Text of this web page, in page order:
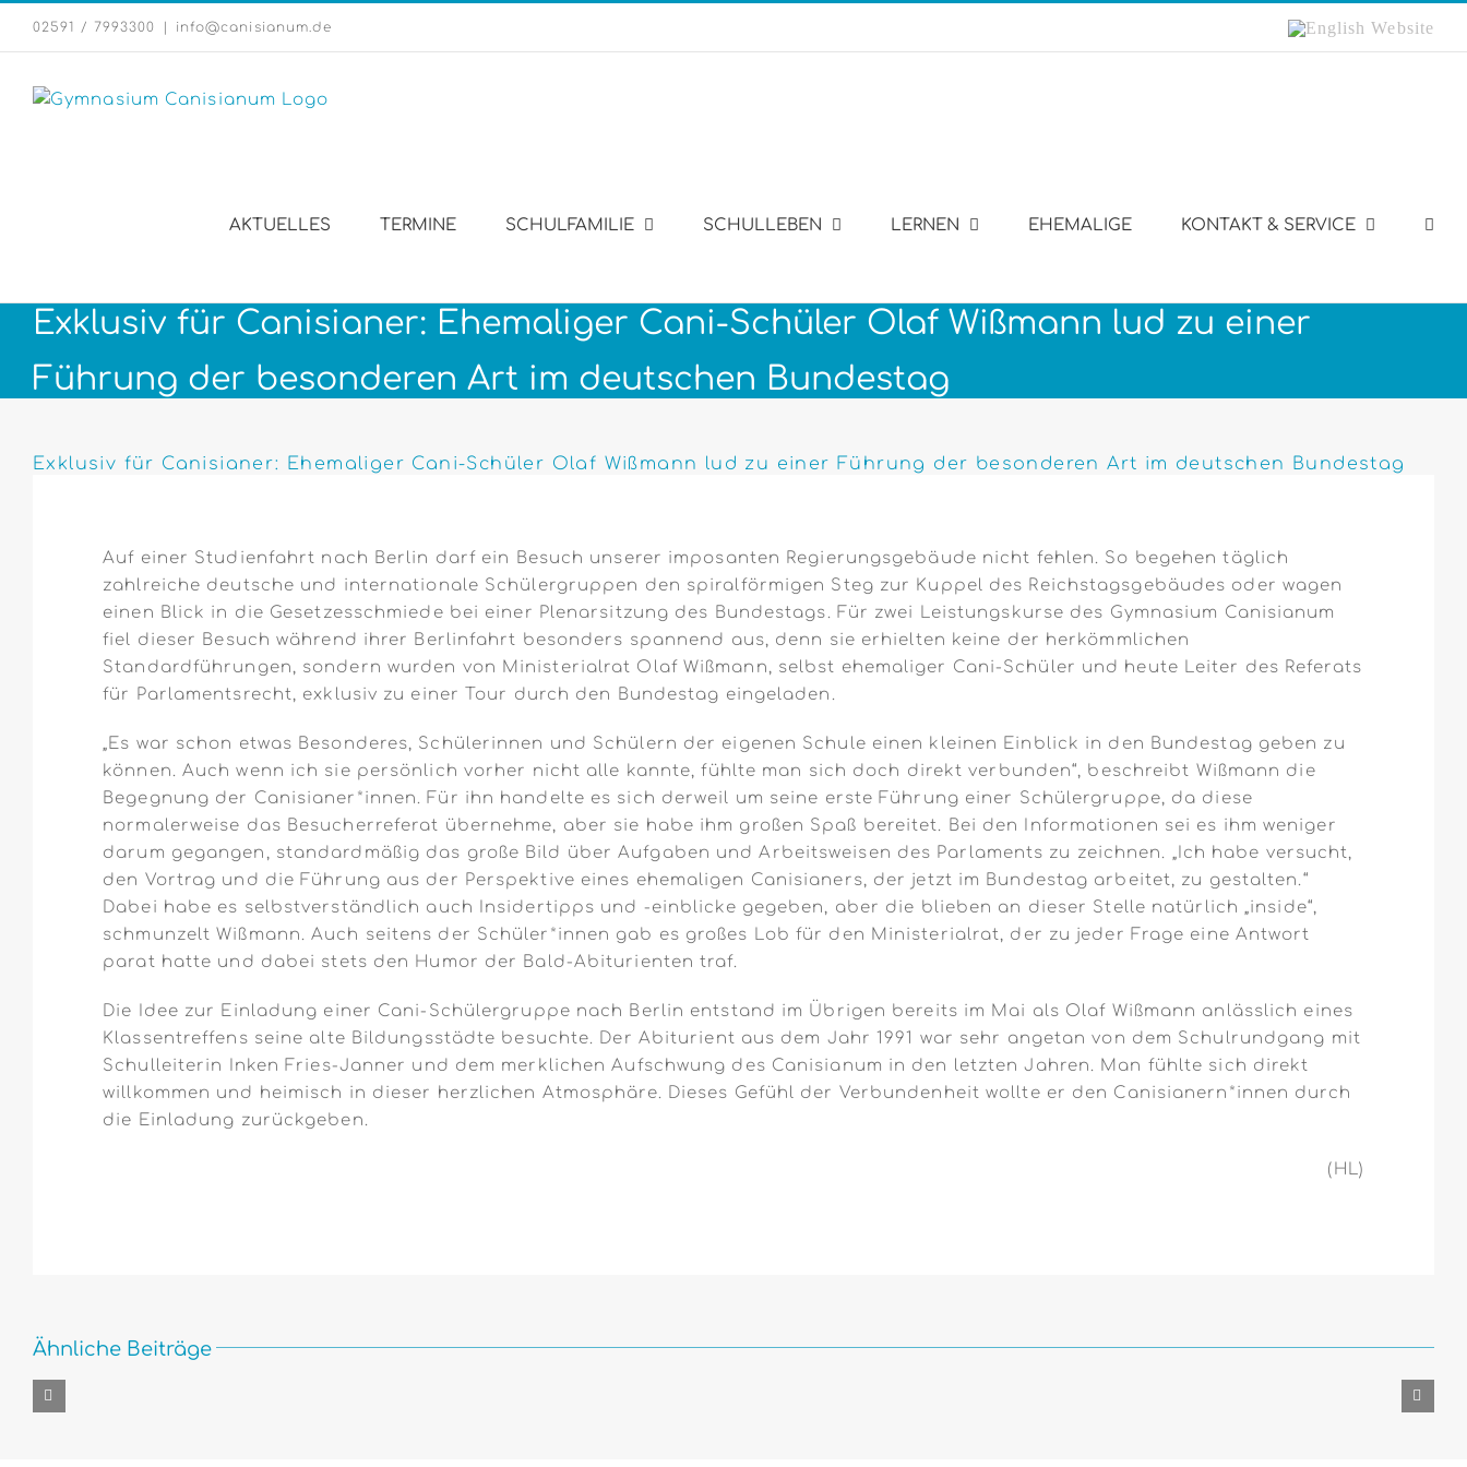
02591 / 7993300 info@canisianum.de
English
AKTUELLES TERMINE SCHULFAMILIE SCHULLEBEN LERNEN EHEMALIGE KONTAKT & SERVICE
Exklusiv für Canisianer: Ehemaliger Cani-Schüler Olaf Wißmann lud zu einer
Führung der besonderen Art im deutschen Bundestag
grösseres
Exklusiv für Canisianer: Ehemaliger Cani-Schüler Olaf Wißmann lud zu einer Führung der besonderen Art im deutschen Bundestag
Auf einer Studienfahrt nach Berlin darf ein Besuch unserer imposanten Regierungsgebäude nicht fehlen. So begehen täglich
zahlreiche deutsche und internationale Schülergruppen den spiralförmigen Steg zur Kuppel des Reichstagsgebäudes oder wagen
einen Blick in die Gesetzesschmiede bei einer Plenarsitzung des Bundestags. Für zwei Leistungskurse des Gymnasium Canisianum
fiel dieser Besuch während ihrer Berlinfahrt besonders spannend aus, denn sie erhielten keine der herkömmlichen
Standardführungen, sondern wurden von Ministerialrat Olaf Wißmann, selbst ehemaliger Cani-Schüler und heute Leiter des Referats
für Parlamentsrecht, exklusiv zu einer Tour durch den Bundestag eingeladen.
„Es war schon etwas Besonderes, Schülerinnen und Schülern der eigenen Schule einen kleinen Einblick in den Bundestag geben zu
können. Auch wenn ich sie persönlich vorher nicht alle kannte, fühlte man sich doch direkt verbunden“, beschreibt Wißmann die
Begegnung der Canisianer*innen. Für ihn handelte es sich derweil um seine erste Führung einer Schülergruppe, da diese
normalerweise das Besucherreferat übernehme, aber sie habe ihm großen Spaß bereitet. Bei den Informationen sei es ihm weniger
darum gegangen, standardmäßig das große Bild über Aufgaben und Arbeitsweisen des Parlaments zu zeichnen. „Ich habe versucht,
den Vortrag und die Führung aus der Perspektive eines ehemaligen Canisianers, der jetzt im Bundestag arbeitet, zu gestalten.“
Dabei habe es selbstverständlich auch Insidertipps und -einblicke gegeben, aber die blieben an dieser Stelle natürlich „inside“,
schmunzelt Wißmann. Auch seitens der Schüler*innen gab es großes Lob für den Ministerialrat, der zu jeder Frage eine Antwort
parat hatte und dabei stets den Humor der Bald-Abiturienten traf.
Die Idee zur Einladung einer Cani-Schülergruppe nach Berlin entstand im Übrigen bereits im Mai als Olaf Wißmann anlässlich eines
Klassentreffens seine alte Bildungsstädte besuchte. Der Abiturient aus dem Jahr 1991 war sehr angetan von dem Schulrundgang mit
Schulleiterin Inken Fries-Janner und dem merklichen Aufschwung des Canisianum in den letzten Jahren. Man fühlte sich direkt
willkommen und heimisch in dieser herzlichen Atmosphäre. Dieses Gefühl der Verbundenheit wollte er den Canisianern*innen durch
die Einladung zurückgeben.
(HL)
Ähnliche Beiträge